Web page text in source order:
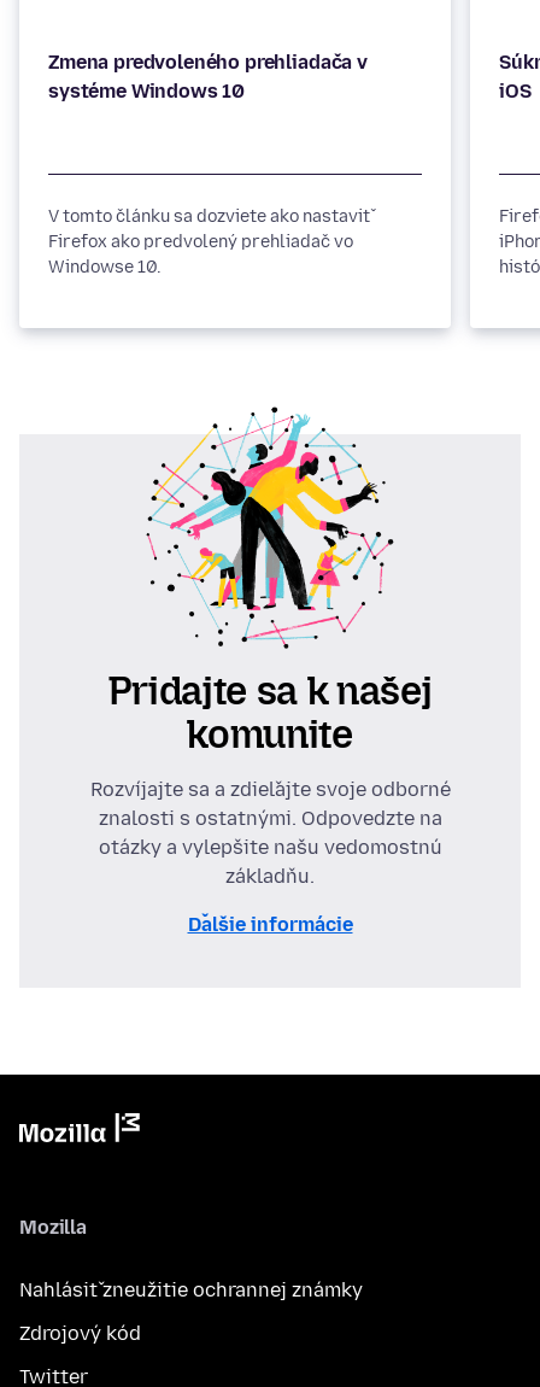
Zmena predvoleného prehliadača v
systéme Windows 10
V tomto článku sa dozviete ako nastaviť
Firefox ako predvolený prehliadač vo
Windowse 10.
iOS
Pridajte sa k našej
komunite
Rozvíjajte sa a zdieľajte svoje odborné
znalosti s ostatnými. Odpovedzte na
otázky a vylepšite našu vedomostnú
základňu.
Ďalšie informácie
Mozilla
Nahlásiť zneužitie ochrannej známky
Zdrojový kód
Twitter